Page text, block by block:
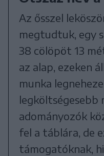
Az ősszel
megtudtuk, egy
38 cölöpöt 13
az alap, ezeken
munka
legköltségesebb
adományozók
fel a táblára, de
támogatóknak,